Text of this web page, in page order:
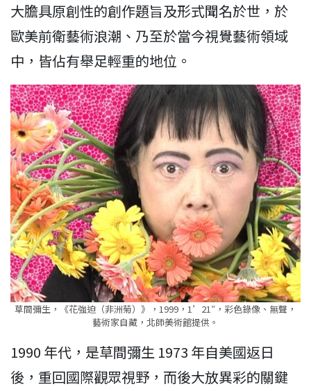
大膽具原創性的創作題旨及形式聞名於世，於
歐美前衛藝術浪潮、乃至於當今視覺藝術領域
中，皆佔有舉足輕重的地位。
草間彌生，《花強迫（非洲菊）》，1999，1’21″，彩色錄像、無聲，
藝術家自藏，北師美術館提供。
1990 年代，是草間彌生 1973 年自美國返日
後，重回國際觀眾視野，而後大放異彩的關鍵